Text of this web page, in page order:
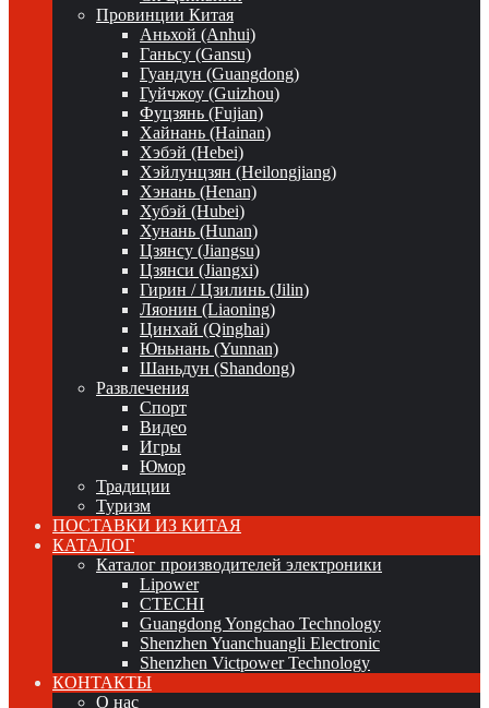
Провинции Китая
Аньхой (Anhui)
Ганьсу (Gansu)
Гуандун (Guangdong)
Гуйчжоу (Guizhou)
Фуцзянь (Fujian)
Хайнань (Hainan)
Хэбэй (Hebei)
Хэйлунцзян (Heilongjiang)
Хэнань (Henan)
Хубэй (Hubei)
Хунань (Hunan)
Цзянсу (Jiangsu)
Цзянси (Jiangxi)
Гирин / Цзилинь (Jilin)
Ляонин (Liaoning)
Цинхай (Qinghai)
Юньнань (Yunnan)
Шаньдун (Shandong)
Развлечения
Спорт
Видео
Игры
Юмор
Традиции
Туризм
ПОСТАВКИ ИЗ КИТАЯ
КАТАЛОГ
Каталог производителей электроники
Lipower
CTECHI
Guangdong Yongchao Technology
Shenzhen Yuanchuangli Electronic
Shenzhen Victpower Technology
КОНТАКТЫ
О нас